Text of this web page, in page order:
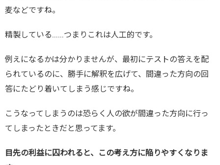
麦などですね。
精製している……つまりこれは人工的です。
例えになるかは分かりませんが、最初にテストの答えを配
られているのに、勝手に解釈を広げて、間違った方向の回
答にたどり着いてしまう感じですね。
こうなってしまうのは恐らく人の欲が間違った方向に行っ
てしまったときだと思ってます。
目先の利益に囚われると、この考え方に陥りやすくなりま